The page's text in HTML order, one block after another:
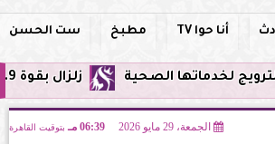
أنا حوا TV مطبخ ست الحسن
زلزال بقوة 5.9 ريختر يشعر به سكان القاهرة وعدة محافظات.. مركزه شرق البحر المتوسط الصحية
الجمعة، 29 مايو 2026 06:39 مـ بتوقيت القاهرة